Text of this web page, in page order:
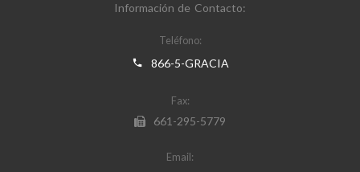
Información de Contacto:
Teléfono:
866-5-GRACIA
Fax:
661-295-5779
Email: